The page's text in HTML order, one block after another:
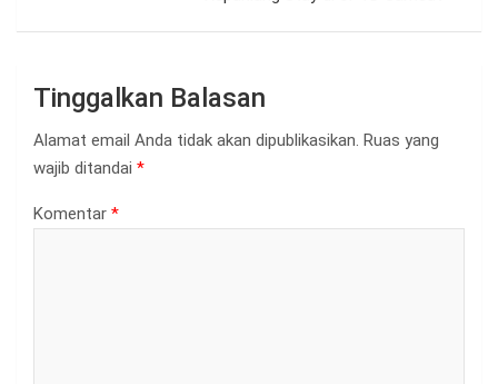
Tinggalkan Balasan
Alamat email Anda tidak akan dipublikasikan. Ruas yang
wajib ditandai *
Komentar *